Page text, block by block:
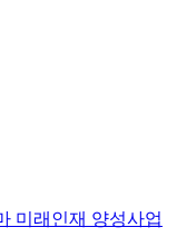
미래인재 양성사업